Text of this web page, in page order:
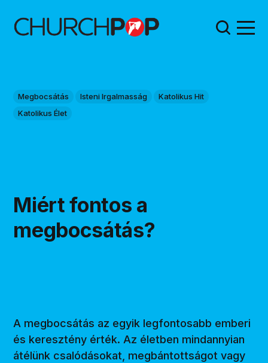
Megbocsátás Isteni Irgalmasság
Katolikus Hit
Katolikus Élet
Miért fontos a
megbocsátás?
A megbocsátás az egyik legfontosabb emberi
és keresztény érték. Az életben mindannyian
átélünk csalódásokat, megbántottságot vagy